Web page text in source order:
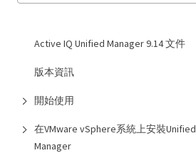
Active IQ Unified Manager 9.14 文件
版本資訊
開始使用
在VMware vSphere系統上安裝Unified
Manager